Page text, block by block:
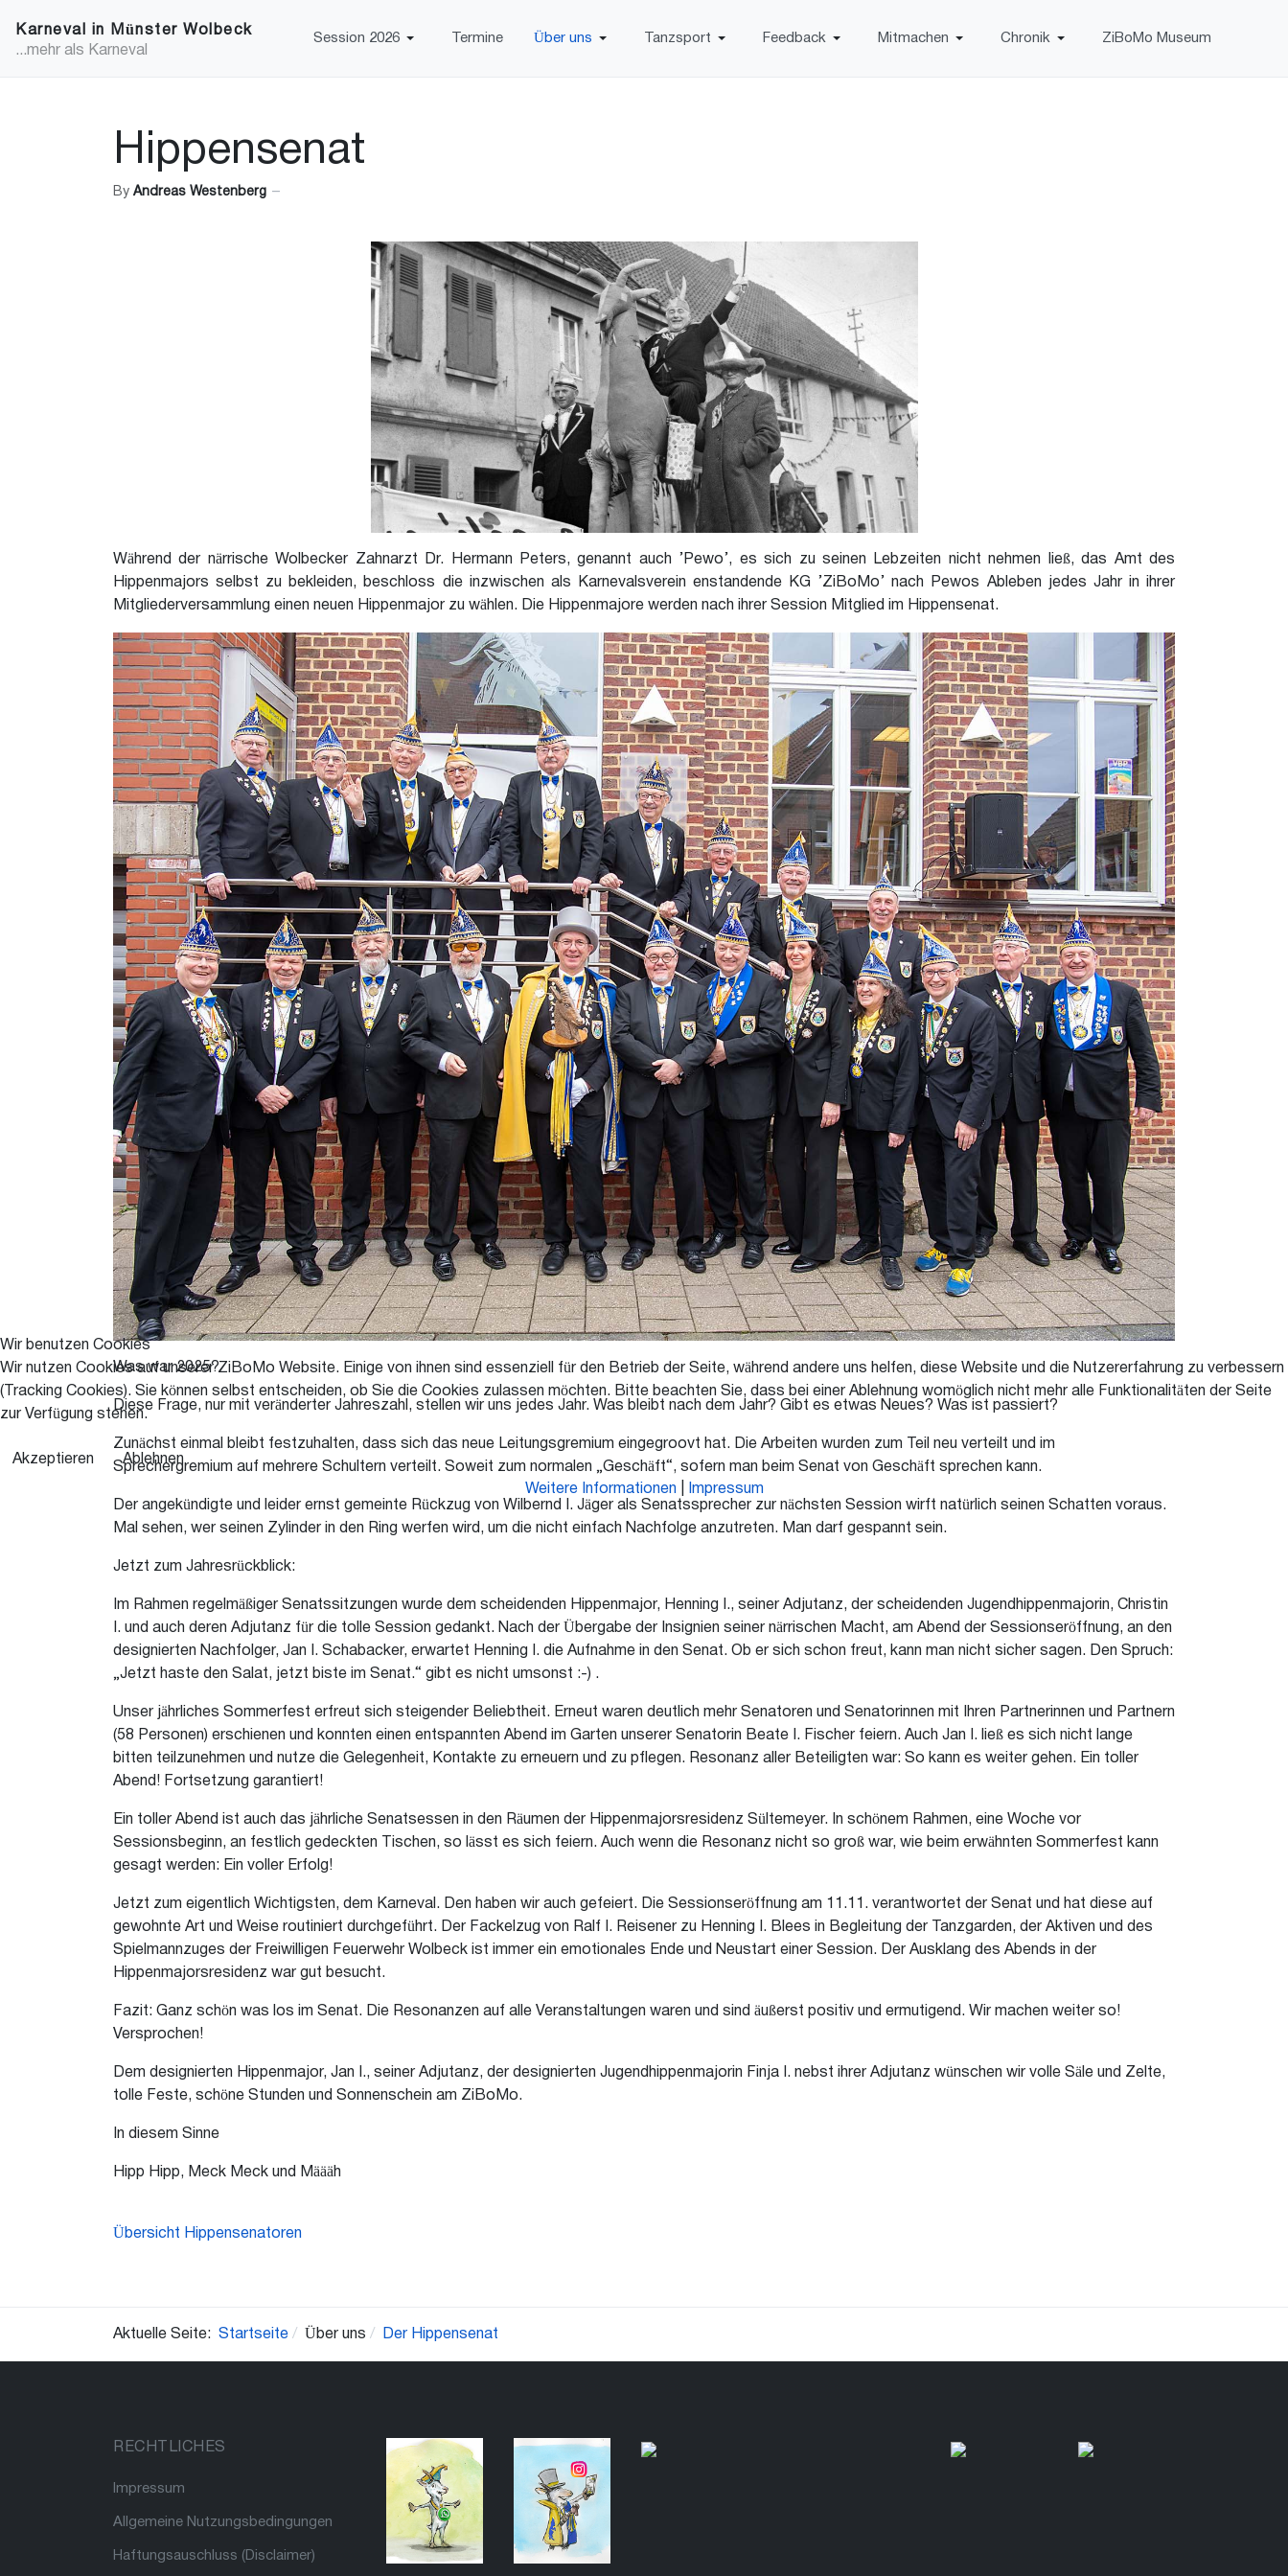
Karneval in Münster Wolbeck
...mehr als Karneval
Session 2026 Termine Über uns Tanzsport Feedback Mitmachen Chronik ZiBoMo Museum
Hippensenat
By Andreas Westenberg
Während der närrische Wolbecker Zahnarzt Dr. Hermann Peters, genannt auch ’Pewo’, es sich zu seinen Lebzeiten nicht nehmen ließ, das Amt des
Hippenmajors selbst zu bekleiden, beschloss die inzwischen als Karnevalsverein enstandende KG ’ZiBoMo’ nach Pewos Ableben jedes Jahr in ihrer
Mitgliederversammlung einen neuen Hippenmajor zu wählen. Die Hippenmajore werden nach ihrer Session Mitglied im Hippensenat.
Was war 2025?
Diese Frage, nur mit veränderter Jahreszahl, stellen wir uns jedes Jahr. Was bleibt nach dem Jahr? Gibt es etwas Neues? Was ist passiert?
Zunächst einmal bleibt festzuhalten, dass sich das neue Leitungsgremium eingegroovt hat. Die Arbeiten wurden zum Teil neu verteilt und im
Sprechergremium auf mehrere Schultern verteilt. Soweit zum normalen „Geschäft“, sofern man beim Senat von Geschäft sprechen kann.
Der angekündigte und leider ernst gemeinte Rückzug von Wilbernd I. Jäger als Senatssprecher zur nächsten Session wirft natürlich seinen Schatten voraus.
Mal sehen, wer seinen Zylinder in den Ring werfen wird, um die nicht einfach Nachfolge anzutreten. Man darf gespannt sein.
Jetzt zum Jahresrückblick:
Im Rahmen regelmäßiger Senatssitzungen wurde dem scheidenden Hippenmajor, Henning I., seiner Adjutanz, der scheidenden Jugendhippenmajorin, Christin
I. und auch deren Adjutanz für die tolle Session gedankt. Nach der Übergabe der Insignien seiner närrischen Macht, am Abend der Sessionseröffnung, an den
designierten Nachfolger, Jan I. Schabacker, erwartet Henning I. die Aufnahme in den Senat. Ob er sich schon freut, kann man nicht sicher sagen. Den Spruch:
„Jetzt haste den Salat, jetzt biste im Senat.“ gibt es nicht umsonst :-) .
Unser jährliches Sommerfest erfreut sich steigender Beliebtheit. Erneut waren deutlich mehr Senatoren und Senatorinnen mit Ihren Partnerinnen und Partnern
(58 Personen) erschienen und konnten einen entspannten Abend im Garten unserer Senatorin Beate I. Fischer feiern. Auch Jan I. ließ es sich nicht lange
bitten teilzunehmen und nutze die Gelegenheit, Kontakte zu erneuern und zu pflegen. Resonanz aller Beteiligten war: So kann es weiter gehen. Ein toller
Abend! Fortsetzung garantiert!
Ein toller Abend ist auch das jährliche Senatsessen in den Räumen der Hippenmajorsresidenz Sültemeyer. In schönem Rahmen, eine Woche vor
Sessionsbeginn, an festlich gedeckten Tischen, so lässt es sich feiern. Auch wenn die Resonanz nicht so groß war, wie beim erwähnten Sommerfest kann
gesagt werden: Ein voller Erfolg!
Jetzt zum eigentlich Wichtigsten, dem Karneval. Den haben wir auch gefeiert. Die Sessionseröffnung am 11.11. verantwortet der Senat und hat diese auf
gewohnte Art und Weise routiniert durchgeführt. Der Fackelzug von Ralf I. Reisener zu Henning I. Blees in Begleitung der Tanzgarden, der Aktiven und des
Spielmannzuges der Freiwilligen Feuerwehr Wolbeck ist immer ein emotionales Ende und Neustart einer Session. Der Ausklang des Abends in der
Hippenmajorsresidenz war gut besucht.
Fazit: Ganz schön was los im Senat. Die Resonanzen auf alle Veranstaltungen waren und sind äußerst positiv und ermutigend. Wir machen weiter so!
Versprochen!
Dem designierten Hippenmajor, Jan I., seiner Adjutanz, der designierten Jugendhippenmajorin Finja I. nebst ihrer Adjutanz wünschen wir volle Säle und Zelte,
tolle Feste, schöne Stunden und Sonnenschein am ZiBoMo.
In diesem Sinne
Hipp Hipp, Meck Meck und Määäh
Übersicht Hippensenatoren
Aktuelle Seite: Startseite Über uns Der Hippensenat
RECHTLICHES
Impressum
Allgemeine Nutzungsbedingungen
Haftungsauschluss (Disclaimer)
Wir benutzen Cookies
Wir nutzen Cookies auf unserer ZiBoMo Website. Einige von ihnen sind essenziell für den Betrieb der Seite, während andere uns helfen, diese Website und die Nutzererfahrung zu verbessern
(Tracking Cookies). Sie können selbst entscheiden, ob Sie die Cookies zulassen möchten. Bitte beachten Sie, dass bei einer Ablehnung womöglich nicht mehr alle Funktionalitäten der Seite
zur Verfügung stehen.
Akzeptieren Ablehnen
Weitere Informationen| Impressum